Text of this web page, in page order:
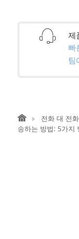
제
빠
팀
전화 대 전
송하는 방법: 5가지